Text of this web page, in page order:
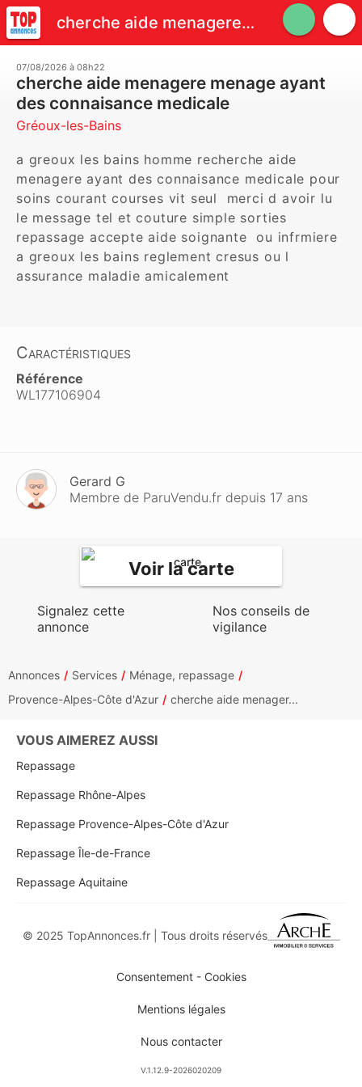
cherche aide menagere menage ayant des connaisance medicale
07/08/2026 à 08h22
cherche aide menagere menage ayant
des connaisance medicale
Gréoux-les-Bains
a greoux les bains homme recherche aide
menagere ayant des connaisance medicale pour
soins courant courses vit seul  merci d avoir lu
le message tel et couture simple sorties
repassage accepte aide soignante  ou infrmiere
a greoux les bains reglement cresus ou l
assurance maladie amicalement
Caractéristiques
Référence
WL177106904
Gerard G
Membre de ParuVendu.fr depuis 17 ans
Voir la carte
Signalez cette
annonce
Nos conseils de
vigilance
Annonces Services
Ménage, repassage
Provence-Alpes-Côte d'Azur
cherche aide menager...
VOUS AIMEREZ AUSSI
Repassage
Repassage Rhône-Alpes
Repassage Provence-Alpes-Côte d'Azur
Repassage Île-de-France
Repassage Aquitaine
© 2025 TopAnnonces.fr | Tous droits réservés
Consentement - Cookies
Mentions légales
Nous contacter
V.1.12.9-2026020209